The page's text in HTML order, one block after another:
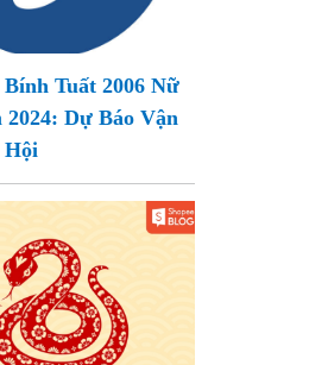
Tuất 2006 Nữ
2024: Dự Báo Vận
Hội